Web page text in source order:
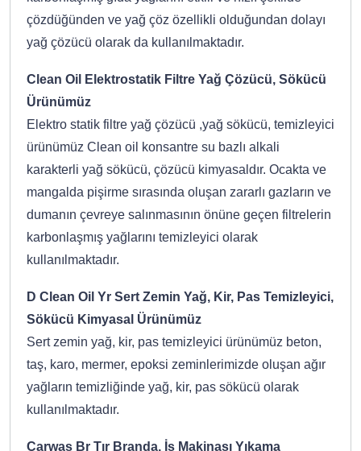
çözdüğünden ve yağ çöz özellikli olduğundan dolayı
yağ çözücü olarak da kullanılmaktadır.
Clean Oil Elektrostatik Filtre Yağ Çözücü, Sökücü
Ürünümüz
Elektro statik filtre yağ çözücü ,yağ sökücü, temizleyici
ürünümüz Clean oil konsantre su bazlı alkali
karakterli yağ sökücü, çözücü kimyasaldır. Ocakta ve
mangalda pişirme sırasında oluşan zararlı gazların ve
dumanın çevreye salınmasının önüne geçen filtrelerin
karbonlaşmış yağlarını temizleyici olarak
kullanılmaktadır.
D Clean Oil Yr Sert Zemin Yağ, Kir, Pas Temizleyici,
Sökücü Kimyasal Ürünümüz
Sert zemin yağ, kir, pas temizleyici ürünümüz beton,
taş, karo, mermer, epoksi zeminlerimizde oluşan ağır
yağların temizliğinde yağ, kir, pas sökücü olarak
kullanılmaktadır.
Carwas Br Tır Branda, İş Makinası Yıkama